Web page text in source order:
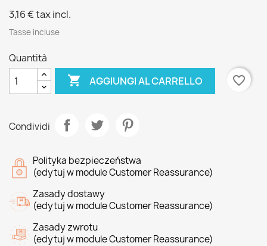
3,16 €tax incl.
Tasse incluse
Quantità
 AGGIUNGI AL CARRELLO favorite_border
Condividi
Polityka bezpieczeństwa
(edytuj w module Customer Reassurance)
Zasady dostawy
(edytuj w module Customer Reassurance)
Zasady zwrotu
(edytuj w module Customer Reassurance)